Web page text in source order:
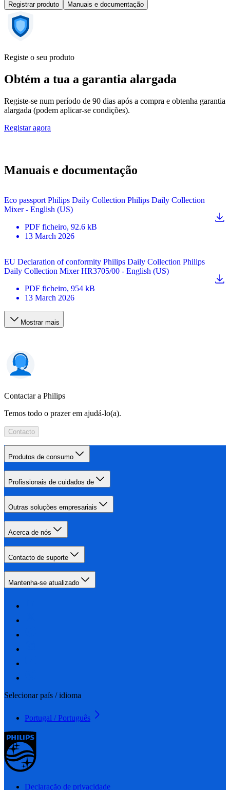
Registrar produto Manuais e documentação
Registe o seu produto
Obtém a tua a garantia alargada
Registe-se num período de 90 dias após a compra e obtenha garantia
alargada (podem aplicar-se condições).
Registar agora
Manuais e documentação
Eco passport Philips Daily Collection Philips Daily Collection
Mixer - English (US)
PDF ficheiro, 92.6 kB
13 March 2026
EU Declaration of conformity Philips Daily Collection Philips
Daily Collection Mixer HR3705/00 - English (US)
PDF ficheiro, 954 kB
13 March 2026
Mostrar mais
Contactar a Philips
Temos todo o prazer em ajudá-lo(a).
Contacto
Produtos de consumo
Profissionais de cuidados de
Outras soluções empresariais
Acerca de nós
Contacto de suporte
Mantenha-se atualizado
Selecionar país / idioma
Portugal / Português
Declaração de privacidade